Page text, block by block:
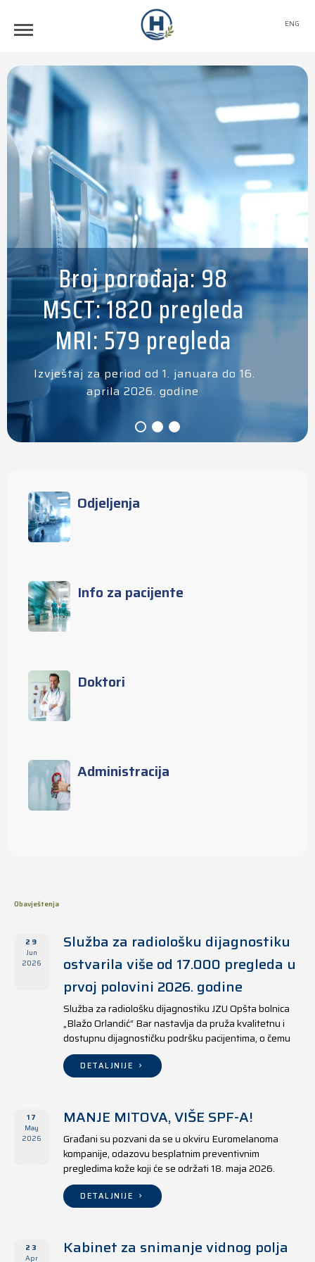
ENG
Broj porođaja: 98
MSCT: 1820 pregleda
MRI: 579 pregleda
Izvještaj za period od 1. januara do 16.
aprila 2026. godine
Odjeljenja
Info za pacijente
Doktori
Administracija
Obavještenja
29
Jun
2026
Služba za radiološku dijagnostiku
ostvarila više od 17.000 pregleda u
prvoj polovini 2026. godine
Služba za radiološku dijagnostiku JZU Opšta bolnica
„Blažo Orlandić“ Bar nastavlja da pruža kvalitetnu i
dostupnu dijagnostičku podršku pacijentima, o čemu
svjedoče i rezultati ostvareni u periodu od 1. januara
do 17. juna 2026. godine.
DETALJNIJE
17
May
2026
MANJE MITOVA, VIŠE SPF-A!
Građani su pozvani da se u okviru Euromelanoma
kompanije, odazovu besplatnim preventivnim
pregledima kože koji će se održati 18. maja 2026.
godine u jedanaest opština širom Crne Gore, kako u
državnim tako i u privatnim zdravstvenim ustanovama.
DETALJNIJE
23
Apr
Kabinet za snimanje vidnog polja